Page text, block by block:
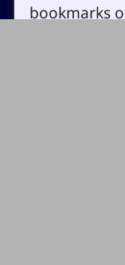
bookmarks